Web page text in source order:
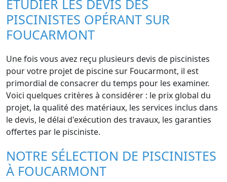
ÉTUDIER LES DEVIS DES
PISCINISTES OPÉRANT SUR
FOUCARMONT
Une fois vous avez reçu plusieurs devis de piscinistes
pour votre projet de piscine sur Foucarmont, il est
primordial de consacrer du temps pour les examiner.
Voici quelques critères à considérer : le prix global du
projet, la qualité des matériaux, les services inclus dans
le devis, le délai d'exécution des travaux, les garanties
offertes par le pisciniste.
NOTRE SÉLECTION DE PISCINISTES
À FOUCARMONT